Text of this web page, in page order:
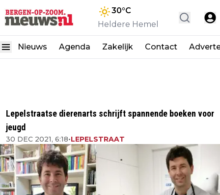
30°C
Heldere Hemel
Nieuws Agenda Zakelijk Contact
Lepelstraatse dierenarts schrijft spannende boeken voor
jeugd
30 DEC 2021, 6:18•LEPELSTRAAT